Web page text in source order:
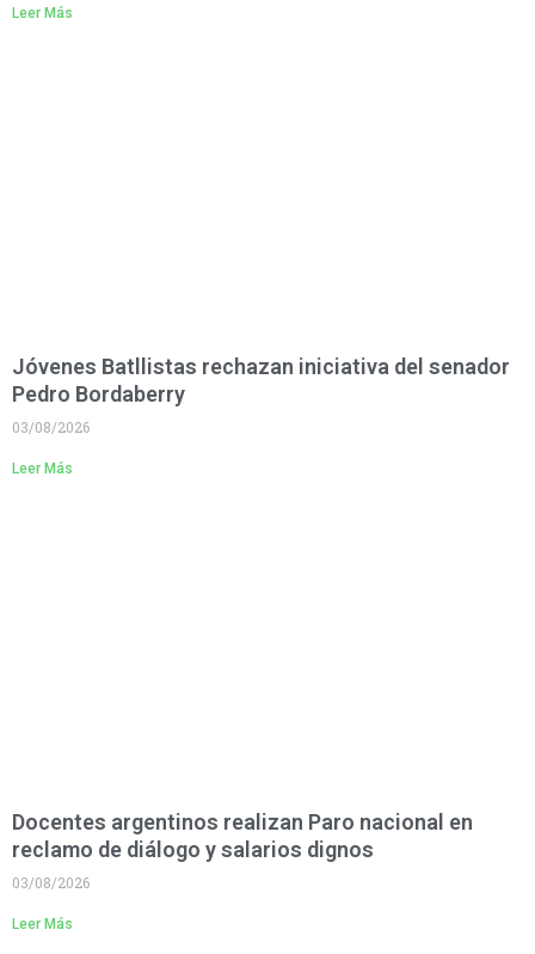
Leer Más
Jóvenes Batllistas rechazan iniciativa del senador
Pedro Bordaberry
03/08/2026
Leer Más
Docentes argentinos realizan Paro nacional en
reclamo de diálogo y salarios dignos
03/08/2026
Leer Más